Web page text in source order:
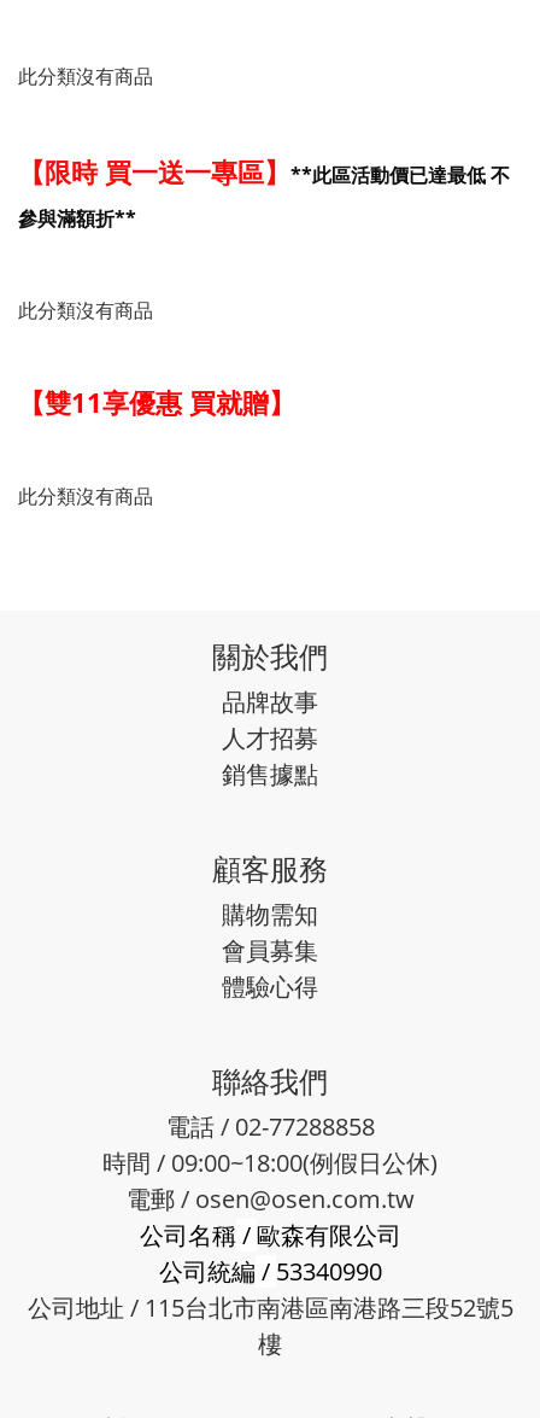
此分類沒有商品
【限時 買一送一專區】 **此區活動價已達最低 不
參與滿額折**
此分類沒有商品
【雙11享優惠 買就贈】
此分類沒有商品
關於我們
品牌故事
人才招募
銷售據點
顧客服務
購物需知
會員募集
體驗心得
聯絡我們
電話 / 02-77288858
時間 / 09:00~18:00(例假日公休)
電郵 / osen@osen.com.tw
公司名稱/歐森有限公司
公司統編 / 53340990
公司地址 / 115台北市南港區南港路三段52號5
樓